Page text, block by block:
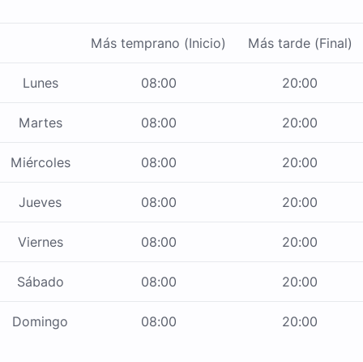
Más temprano (Inicio) Más tarde (Final)
Lunes 08:00 20:00
Martes 08:00 20:00
Miércoles 08:00 20:00
Jueves 08:00 20:00
Viernes 08:00 20:00
Sábado 08:00 20:00
Domingo 08:00 20:00